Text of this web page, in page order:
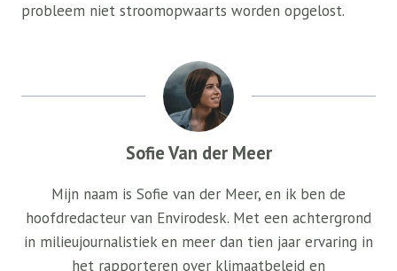
probleem niet stroomopwaarts worden opgelost.
Sofie Van der Meer
Mijn naam is Sofie van der Meer, en ik ben de
hoofdredacteur van Envirodesk. Met een achtergrond
in milieujournalistiek en meer dan tien jaar ervaring in
het rapporteren over klimaatbeleid en